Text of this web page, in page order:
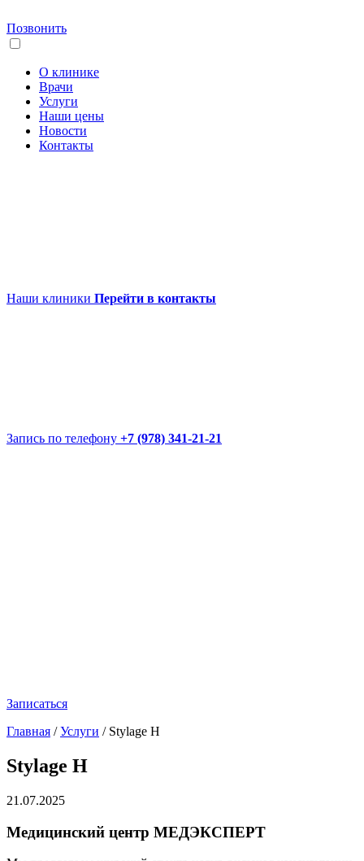
Позвонить
О клинике
Врачи
Услуги
Наши цены
Новости
Контакты
Наши клиники Перейти в контакты
Запись по телефону +7 (978) 341-21-21
Записаться
Главная /Услуги / Stylage H
Stylage H
21.07.2025
Медицинский центр МЕДЭКСПЕРТ